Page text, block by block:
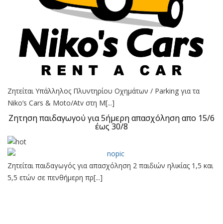
Ζητείται Υπάλληλος Πλυντηρίου Οχημάτων / Parking για τα
Niko’s Cars & Moto/Atv στη Μ[...]
Ζητηση παιδαγωγού για 5ήμερη απασχόληση απο 15/6
έως 30/8
Ζητείται παιδαγωγός για απασχόληση 2 παιδιών ηλικίας 1,5 και
5,5 ετών σε πενθήμερη πρ[...]